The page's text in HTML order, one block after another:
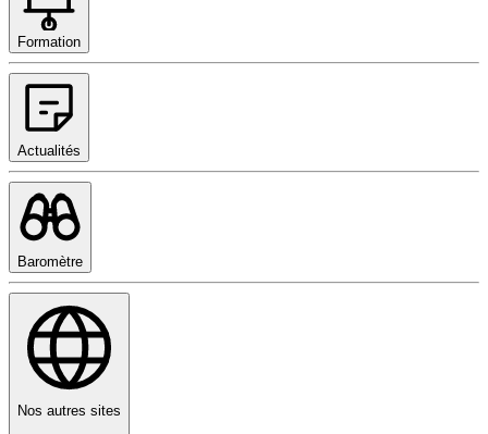
Formation
Actualités
Baromètre
Nos autres sites